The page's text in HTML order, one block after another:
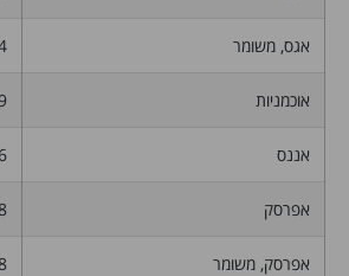
אגס, משומר
אוכמניות
אננס
אפרסק
אפרסק, משומר